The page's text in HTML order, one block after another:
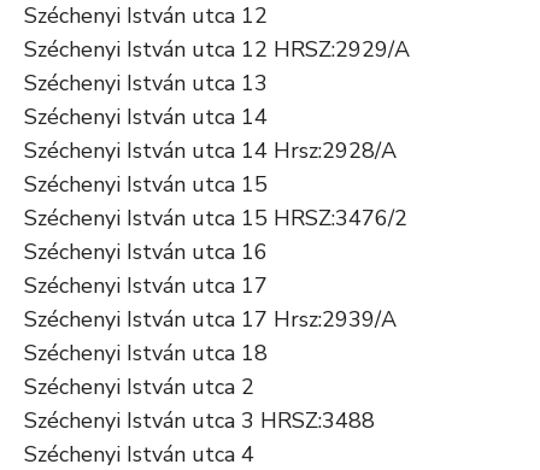
Széchenyi István utca 12
Széchenyi István utca 12 HRSZ:2929/A
Széchenyi István utca 13
Széchenyi István utca 14
Széchenyi István utca 14 Hrsz:2928/A
Széchenyi István utca 15
Széchenyi István utca 15 HRSZ:3476/2
Széchenyi István utca 16
Széchenyi István utca 17
Széchenyi István utca 17 Hrsz:2939/A
Széchenyi István utca 18
Széchenyi István utca 2
Széchenyi István utca 3 HRSZ:3488
Széchenyi István utca 4